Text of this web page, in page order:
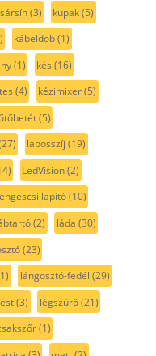
(3) kupak(5)
kábeldob(1)
(1) kés (16)
(4) kézimixer(5)
(5)
laposszíj (19)
LedVision(2)
(10)
(2) láda (30)
(23)
lángosztó-fedél (29)
(3) légszűrő(21)
(1)